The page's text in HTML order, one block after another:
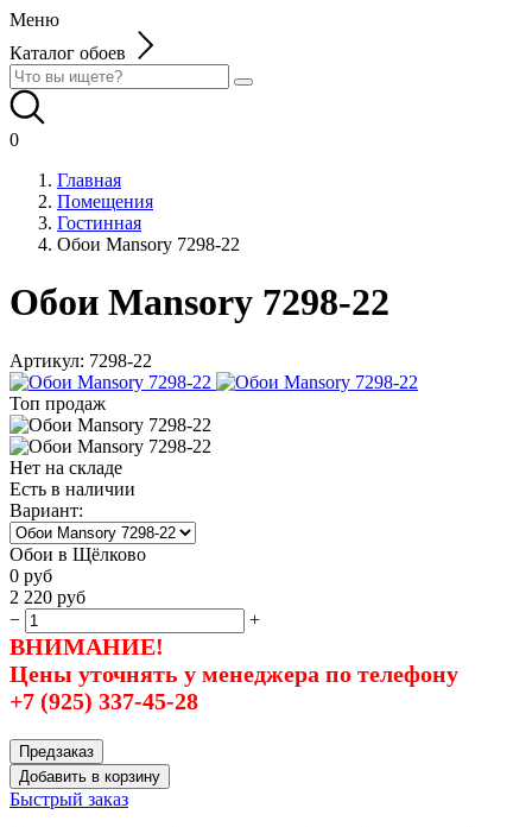
Меню
Каталог обоев
0
Главная
Помещения
Гостинная
Обои Mansory 7298-22
Обои Mansory 7298-22
Артикул: 7298-22
Топ продаж
Нет на складе
Есть в наличии
Вариант:
Обои в Щёлково
0 руб
2 220 руб
−
+
ВНИМАНИЕ!
Цены уточнять у менеджера по телефону
+7 (925) 337-45-28
Предзаказ
Добавить в корзину
Быстрый заказ